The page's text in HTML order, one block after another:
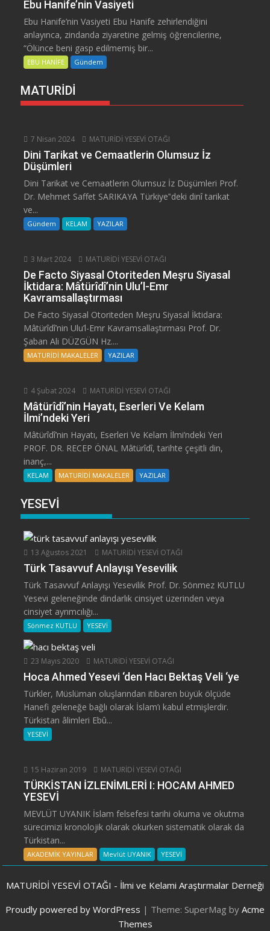
Ebu Hanife’nin Vasiyeti
Ebu Hanife’nin Vasiyeti Ebu Hanife zehirlendiğini
anlayınca, zindanda ziyaretine gelmiş öğrencilerine,
“Ölünce beni gasp edilmemiş bir...
EBU HANİFE Gündem
MATURİDİ
7 Nisan 2024 MATURİDİ YESEVİ OTAĞI
Dini Tarikat ve Cemaatlerin Olumsuz İz
Düşümleri
Dini Tarikat ve Cemaatlerin Olumsuz İz Düşümleri Prof.
Dr. Mehmet Saffet SARIKAYA Türkiye‟deki dinî tarikat
ve...
Gündem KELAM YAZILAR
3 Mart 2024 MATURİDİ YESEVİ OTAĞI
De Facto Siyasal Otoriteden Meşru Siyasal
İktidara: Mâtürîdî’nin Ulu’l-Emr
Kavramsallaştırması
De Facto Siyasal Otoriteden Meşru Siyasal İktidara:
Mâtürîdî’nin Ulu’l-Emr Kavramsallaştırması Prof. Dr.
Şaban Ali DÜZGÜN Hz....
MATURİDİ MAKALELER YAZILAR
4 Şubat 2024 MATURİDİ YESEVİ OTAĞI
Mâtürîdî’nin Hayatı, Eserleri Ve Kelam
İlmi’ndeki Yeri
Mâtürîdî’nin Hayatı, Eserleri Ve Kelam İlmi’ndeki Yeri
PROF. DR. RECEP ÖNAL Mâtürîdî, tarihte çeşitli din,
inanç,...
KELAM MATURİDİ MAKALELER YAZILAR
YESEVİ
13 Ağustos 2021 MATURİDİ YESEVİ OTAĞI
Türk Tasavvuf Anlayışı Yesevilik
Türk Tasavvuf Anlayışı Yesevilik Prof. Dr. Sönmez KUTLU
Yesevi geleneğinde dindarlık cinsiyet üzerinden veya
cinsiyet ayrımcılığı...
Sönmez KUTLU YESEVİ
23 Mayıs 2020 MATURİDİ YESEVİ OTAĞI
Hoca Ahmed Yesevi ‘den Hacı Bektaş Veli ‘ye
Türkler, Müslüman oluşlarından itibaren büyük ölçüde
Hanefi geleneğe bağlı olarak İslam’ı kabul etmişlerdir.
Türkistan âlimleri Ebû...
YESEVİ
15 Haziran 2019 MATURİDİ YESEVİ OTAĞI
TÜRKİSTAN İZLENİMLERİ I: HOCAM AHMED
YESEVİ
MEVLÜT UYANIK İslam felsefesi tarihi okuma ve okutma
sürecimizi kronolojik olarak okurken sistematik olarak da
Türkistan...
AKADEMİK YAYINLAR Mevlüt UYANIK YESEVİ
MATURİDİ YESEVİ OTAĞI - İlmi ve Kelami Araştırmalar Derneği
Proudly powered by WordPress | Theme: SuperMag by Acme
Themes